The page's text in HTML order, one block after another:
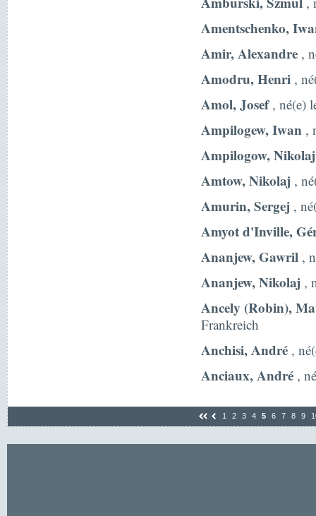
Amentschenko,
Amir, Alexandre ,
Amodru, Henri ,
Amol, Josef, né(e)
Ampilogew, Iwan ,
Ampilogow, Nikolaj
Amtow, Nikolaj ,
Amurin, Sergej ,
Amyot d'Inville,
Ananjew, Gawril ,
Ananjew, Nikolaj ,
Ancely (Robin),
Frankreich
Anchisi, André ,
Anciaux, André ,
1 2 3 4 5 6 7 8 9